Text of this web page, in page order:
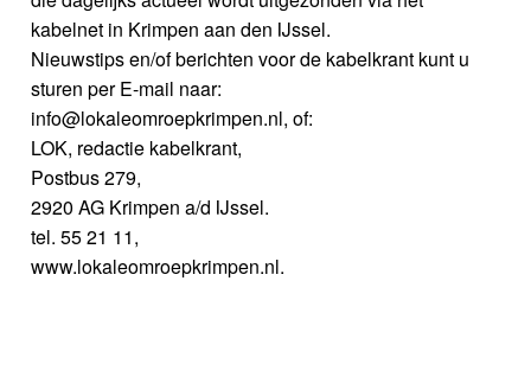
kabelnet in Krimpen aan den IJssel.
Nieuwstips en/of berichten voor de kabelkrant kunt u
sturen per E-mail naar:
info@lokaleomroepkrimpen.nl, of:
LOK, redactie kabelkrant,
Postbus 279,
2920 AG Krimpen a/d IJssel.
tel. 55 21 11,
www.lokaleomroepkrimpen.nl.